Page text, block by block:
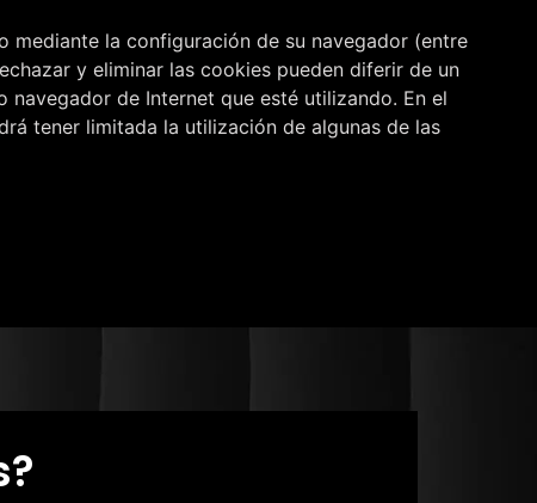
la configuración de su navegador (entre
y eliminar las cookies pueden diferir de un
de Internet que esté utilizando. En el
tener limitada la utilización de algunas de las